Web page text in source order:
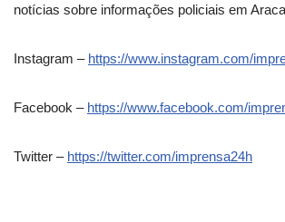
notícias sobre informações policiais em
Instagram – https://www.instagram.com/
Facebook – https://www.facebook.com/
Twitter – https://twitter.com/imprensa24h